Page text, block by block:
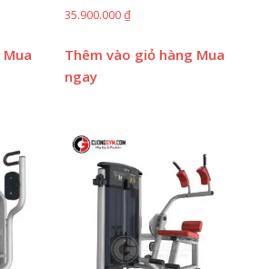
Mua
35.900.000₫
Thêm vào giỏ hàng Mua
ngay